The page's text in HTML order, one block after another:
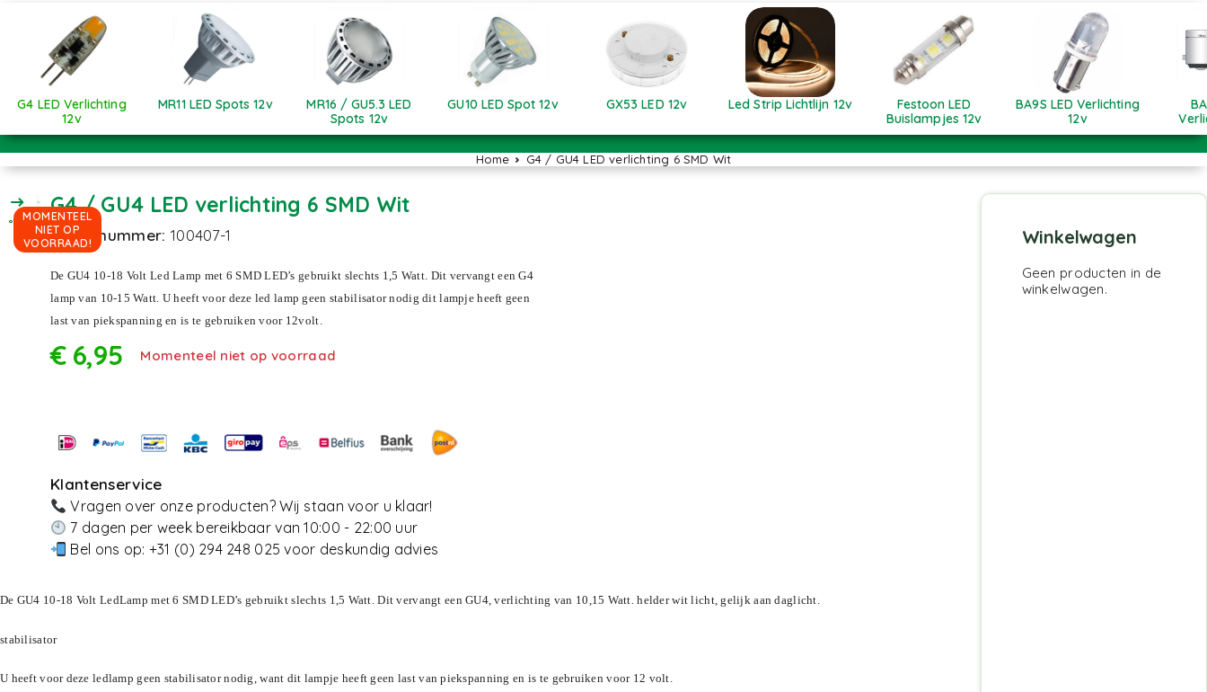
G4 LED Verlichting
12v
MR11 LED Spots 12v
MR16 / GU5.3 LED
Spots 12v
GU10 LED Spot 12v GX53 LED 12v Led Strip Lichtlijn 12v
Festoon LED
Buislampjes 12v
BA9S LED Verlichting
12v
Home G4 / GU4 LED verlichting 6 SMD Wit
MOMENTEEL
NIET OP
VOORRAAD!
G4 / GU4 LED verlichting 6 SMD Wit
Artikelnummer:100407-1
De GU4 10-18 Volt Led Lamp met 6 SMD LED’s gebruikt slechts 1,5 Watt. Dit vervangt een G4
lamp van 10-15 Watt. U heeft voor deze led lamp geen stabilisator nodig dit lampje heeft geen
last van piekspanning en is te gebruiken voor 12volt.
€6,95 Momenteel niet op voorraad
Klantenservice
Vragen over onze producten? Wij staan voor u klaar!
7 dagen per week bereikbaar van 10:00 - 22:00 uur
Bel ons op: +31 (0) 294 248 025 voor deskundig advies
De GU4 10-18 Volt LedLamp met 6 SMD LED’s gebruikt slechts 1,5 Watt. Dit vervangt een GU4, verlichting van 10,15 Watt. helder wit licht, gelijk aan daglicht.
stabilisator
U heeft voor deze ledlamp geen stabilisator nodig, want dit lampje heeft geen last van piekspanning en is te gebruiken voor 12 volt.
Winkelwagen
Geen producten in de
winkelwagen.